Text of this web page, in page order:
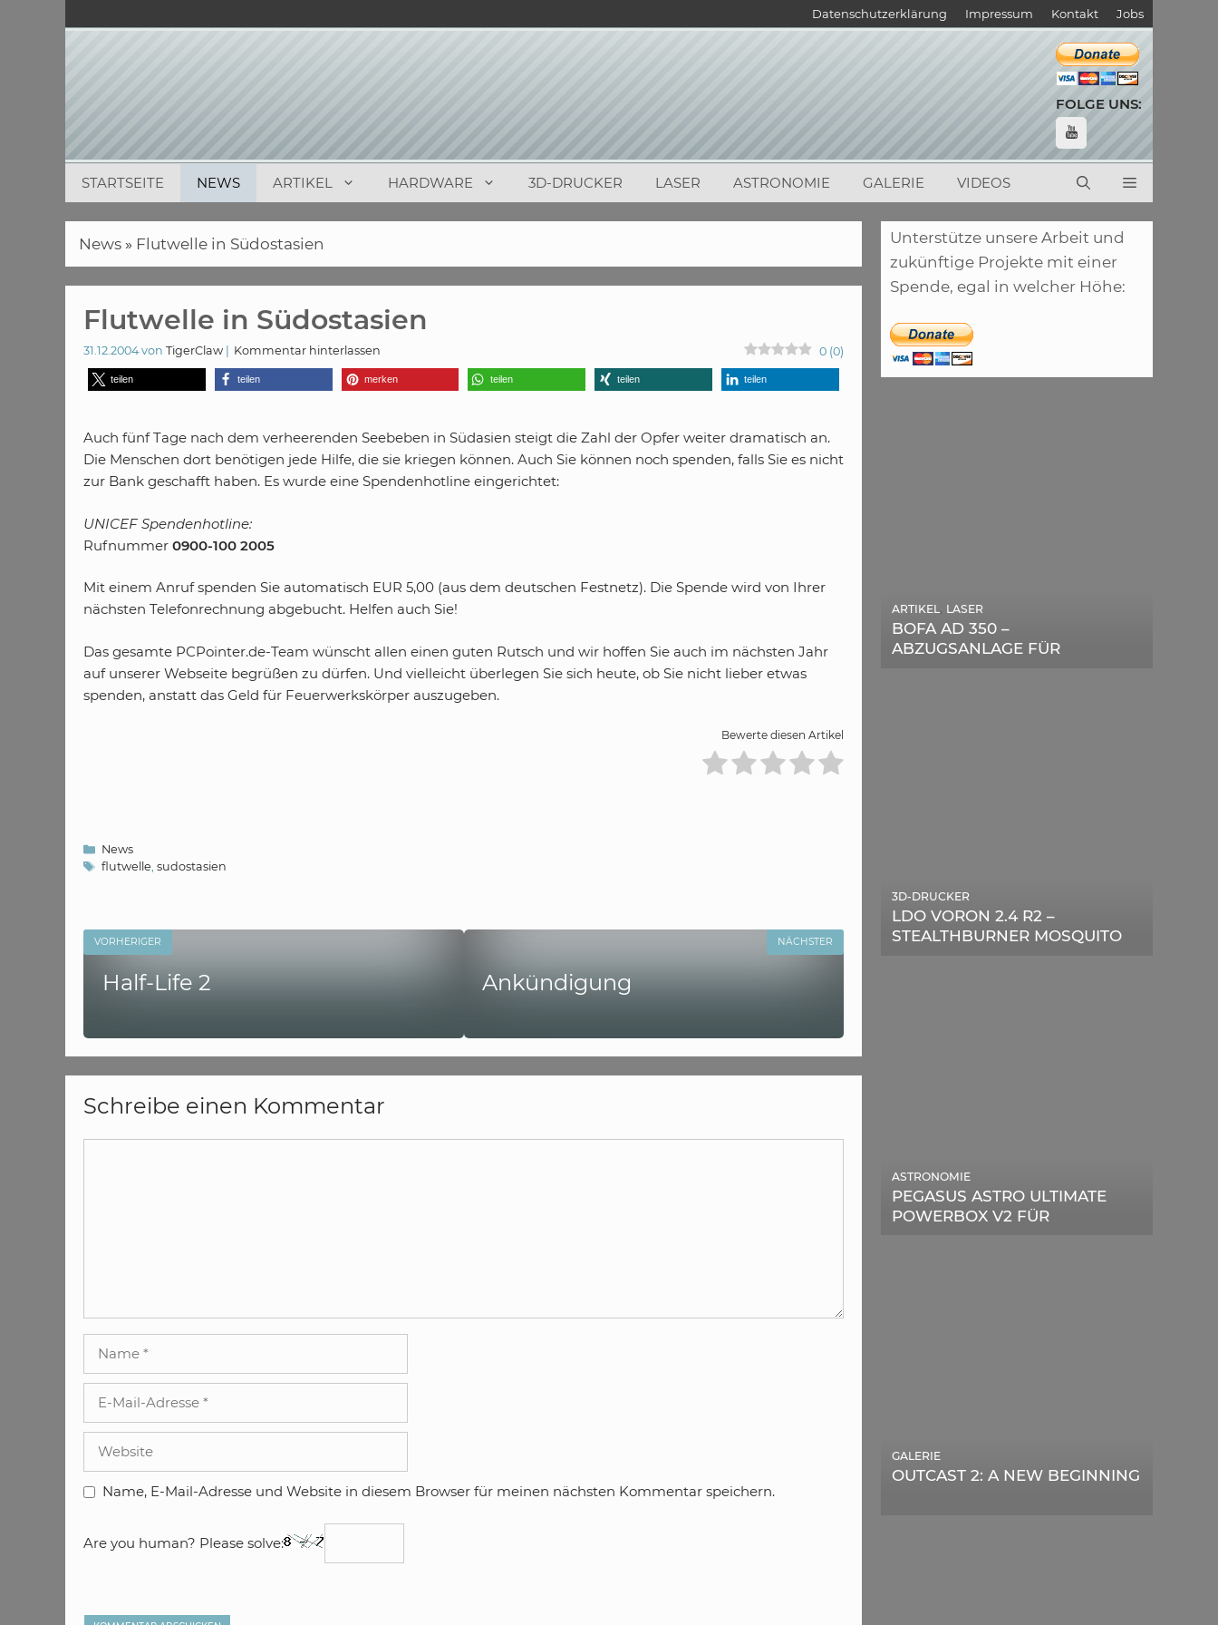
Inhalt
Datenschutzerklärung Impressum Kontakt Jobs
FOLGE UNS:
STARTSEITE NEWS ARTIKEL HARDWARE 3D-DRUCKER LASER ASTRONOMIE GALERIE VIDEOS
News » Flutwelle in Südostasien
Flutwelle in Südostasien
31.12.2004 von TigerClaw 0 (0)
Kommentar hinterlassen
teilen teilen merken teilen teilen teilen
Auch fünf Tage nach dem verheerenden Seebeben in Südasien steigt die Zahl der Opfer weiter dramatisch an.
Die Menschen dort benötigen jede Hilfe, die sie kriegen können. Auch Sie können noch spenden, falls Sie es nicht
zur Bank geschafft haben. Es wurde eine Spendenhotline eingerichtet:
UNICEF Spendenhotline:
Rufnummer 0900-100 2005
Mit einem Anruf spenden Sie automatisch EUR 5,00 (aus dem deutschen Festnetz). Die Spende wird von Ihrer
nächsten Telefonrechnung abgebucht. Helfen auch Sie!
Das gesamte PCPointer.de-Team wünscht allen einen guten Rutsch und wir hoffen Sie auch im nächsten Jahr
auf unserer Webseite begrüßen zu dürfen. Und vielleicht überlegen Sie sich heute, ob Sie nicht lieber etwas
spenden, anstatt das Geld für Feuerwerkskörper auszugeben.
Bewerte diesen Artikel
Kategorien
News
Schlagwörter
flutwelle,sudostasien
VORHERIGER
Half-Life 2 Ankündigung
NÄCHSTER
Schreibe einen Kommentar
Adresse
Name, E-Mail-Adresse und Website in diesem Browser für meinen nächsten Kommentar speichern.
Are you human? Please solve:
Unterstütze unsere Arbeit und
zukünftige Projekte mit einer
Spende, egal in welcher Höhe:
BOFA AD 350 –
ABZUGSANLAGE FÜR
ARTIKEL, LASER
DIE BEDEUTENDSTEN
SCHRITTE ZUR
ARTIKEL, SONSTIGE
LDO VORON 2.4 R2 –
STEALTHBURNER MOSQUITO
3D-DRUCKER
PEGASUS ASTRO ULTIMATE
POWERBOX V2 FÜR
ASTRONOMIE
OUTCAST 2: A NEW BEGINNING
GALERIE